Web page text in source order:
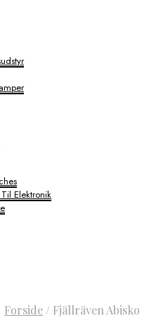
Elektronik
Forside / Fjällräven Abisko